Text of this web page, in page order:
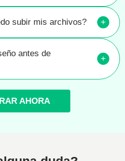
subir mis archivos? +
antes de
+
AHORA